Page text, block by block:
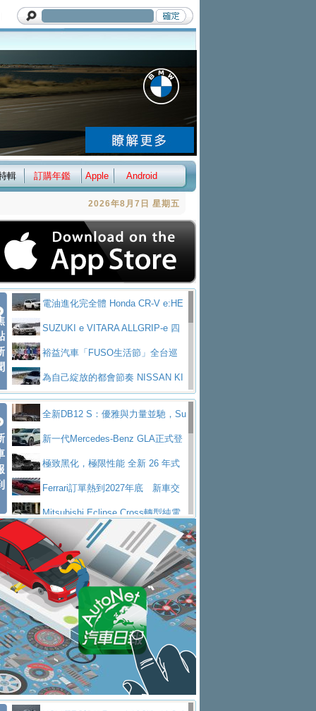
輯 訂購年鑑 Apple Android
2026年8月7日 星期五
電油進化完全體 Honda CR-V e:HE
V PrestigeSUZUKI e VITARA ALLGRIP-e 四
驅精神的純電新詮釋
裕益汽車「FUSO生活節」全台巡
迴 結合生活體驗、交通安全與購車優惠
為自己綻放的都會節奏 NISSAN KI
CKS SAKURA為品味獨具層峰買家打造的頂級座
駕，MAZDA CX-90 33T AWD Premium Ca
ptain Seat
EV
技的座駕! Ford Territory中型油電休旅
SO Super Great今日在台登場，結合先進安
全輔助科技
ntis四品牌經銷權，全新多品牌旗艦展示中
心開幕啟用
屏東特搜大隊再添新利器 SITRAK
救助器材車買氣不衰、SUZUKI經銷商勇於開啟
全新大店，新北都鈴木占地500坪土城旗艦
展示中心開幕
2025第七屆ISUZU運轉職人挑戰賽
熱血登場 展現極致車技與專業職人精神
H2GP世界總決賽圓滿落幕 台灣團
隊表現精彩淨零減碳指標性應用 純電動水泥預
拌車 消防車除了滅火裝備還需要什麼？
一探SITRAK “準” 消防車的究竟
大益金龍初試啼聲，汽柴油5噸貨車
不是對手正宗年鑑2025年全球自動車年鑑1月
全新DB12 S：優雅與力量並馳，Su
per Tourer的顛峰之作
新一代Mercedes-Benz GLA正式登
場 續航最高657公里、支援320kW快充
極致黑化，極限性能 全新 26 年式
DEFENDER OCTA BLACK 限量登台
Ferrari訂單熱到2027年底 新車交
付至少得等一年以上
Mitsubishi Eclipse Cross轉型純電
休旅 87kWh電池續航超過600公里
全新BMW 318i Touring豪華旅行車
全台限量200台 進化現型
不等零關稅的紅利，Jeep品牌今日
起展開首批車交車
Volvo EX60 即將叩關，靜肅性、底
盤與數位介面搶先揭露
Audi Q9 將於 2026 年底上市 旗艦
大型 SUV 鎖定七人座豪華市場
BMW攜手漫威電影【蜘蛛人：重生
日】 Skoda 發表全新 Peaq 內裝：七人
座純電旗艦 SUV，行李廂最大可達 935 公
全新純電 Mercedes-Benz C 400 4